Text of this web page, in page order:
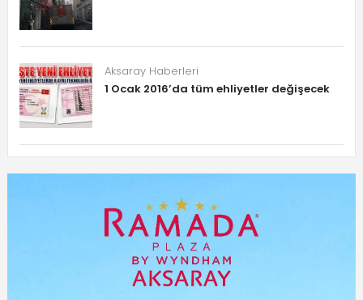
Aksaray Haberleri
1 Ocak 2016’da tüm ehliyetler değişecek